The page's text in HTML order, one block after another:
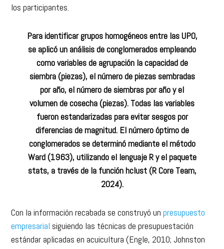
los participantes.
Para identificar grupos homogéneos entre las UPO,
se aplicó un análisis de conglomerados empleando
como variables de agrupación la capacidad de
siembra (piezas), el número de piezas sembradas
por año, el número de siembras por año y el
volumen de cosecha (piezas). Todas las variables
fueron estandarizadas para evitar sesgos por
diferencias de magnitud. El número óptimo de
conglomerados se determinó mediante el método
Ward (1963), utilizando el lenguaje R y el paquete
stats, a través de la función hclust (R Core Team,
2024).
Con la información recabada se construyó unpresupuesto
empresarial siguiendo las técnicas de presupuestación
estándar aplicadas en acuicultura (Engle, 2010; Johnston